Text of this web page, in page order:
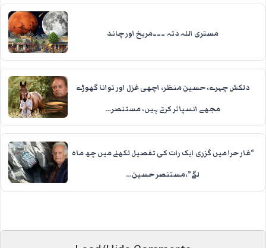
مستری اللہ دتہ ۔۔۔مریخ اور چاند
دلکش چہرے، حسین منظر، اچھی غزل اور توانا گھوڑے
مجھے انسپائر کرتے ہیں، مستنصر…
“غار حرا میں گزری ایک رات کی تفصیل لکھنے میں چھ ماہ
لگے”،مستنصر حسین…